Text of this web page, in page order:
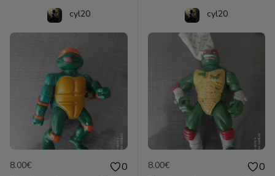
cyl20
8.00€ 0
cyl20
8.00€ 0